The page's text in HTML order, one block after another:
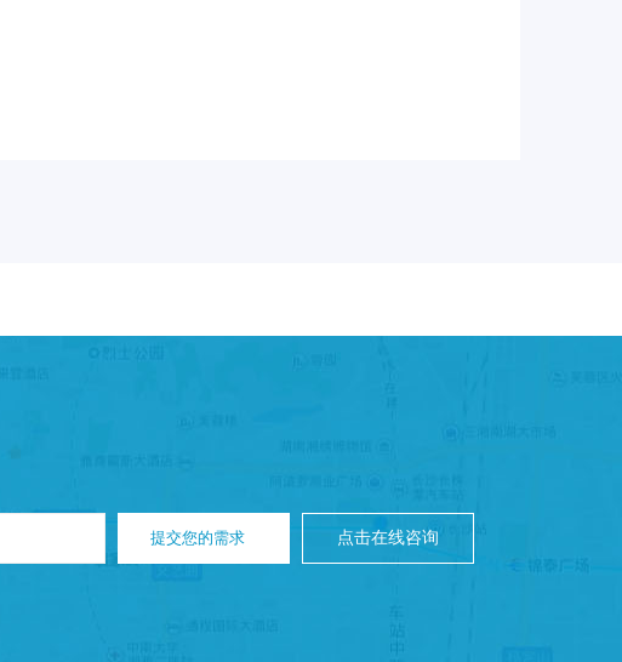
提交您的需求 点击在线咨询